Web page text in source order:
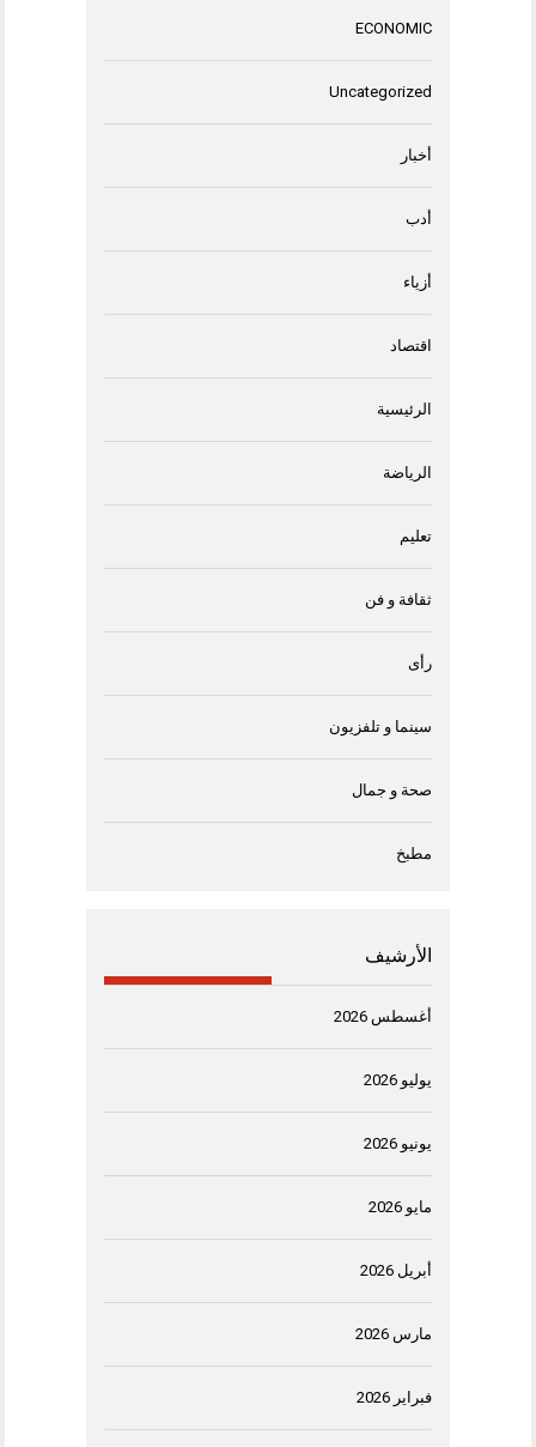
ECONOMIC
Uncategorized
أخبار
أدب
أزياء
اقتصاد
الرئيسية
الرياضة
تعليم
ثقافة و فن
رأى
سينما و تلفزيون
صحة و جمال
مطبخ
الأرشيف
أغسطس 2026
يوليو 2026
يونيو 2026
مايو 2026
أبريل 2026
مارس 2026
فبراير 2026